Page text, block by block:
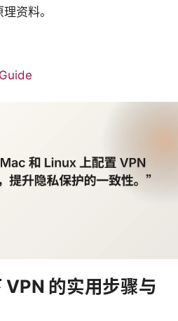
资料。
的实用步骤与